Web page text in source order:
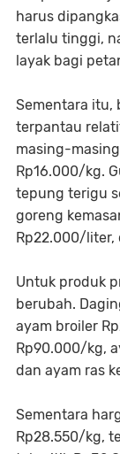
harus
terlalu tinggi,
layak bagi
Sementara itu,
terpantau
masing-
Rp16.000/kg.
tepung terigu
goreng
Rp22.000/liter,
Untuk produk
berubah.
ayam broiler
Rp90.000/kg,
dan ayam ras
Sementara
Rp28.550/kg,